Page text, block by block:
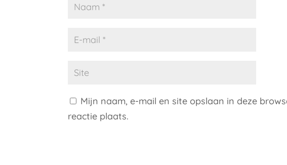
Mijn naam, e-mail en site opslaan in deze
reactie plaats.